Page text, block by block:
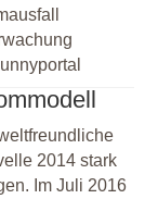
2014 stark
Im Juli 2016